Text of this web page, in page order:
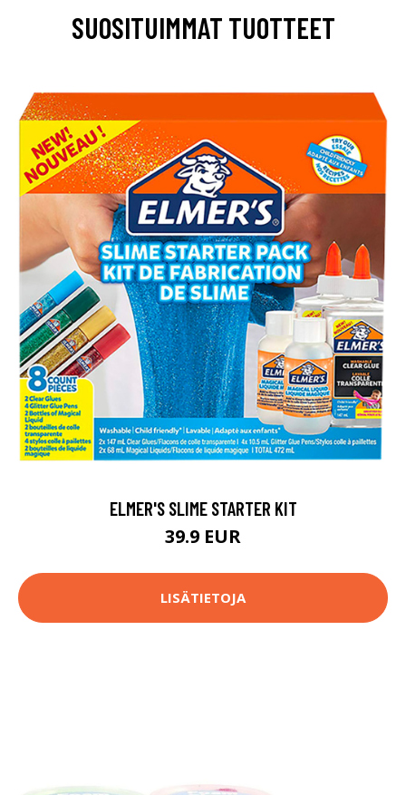
SUOSITUIMMAT TUOTTEET
ELMER'S SLIME STARTER KIT
39.9 EUR
LISÄTIETOJA